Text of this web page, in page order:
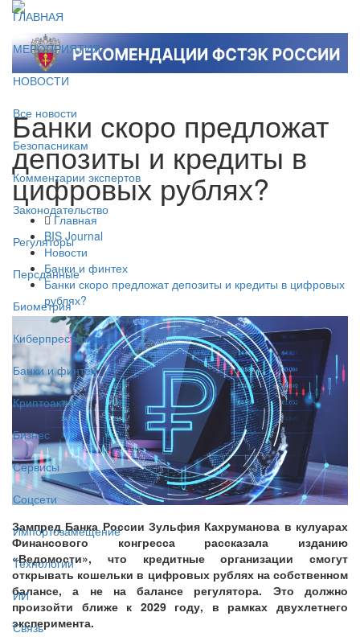
ГЛАВНАЯ
МЕРОПРИЯТИЯ
НОВОСТИ
Все новости
Безопасникам
Комментарии экспертов
Законодательство
Регуляторы
Персданные
Биометрия
Киберпреступность
Банки и финтех
Криптоактивы
Бизнес
Сервисы
Соцсети
Импортозамещение
Технологии
ИИ
Связь
Банки скоро предложат
депозиты и кредиты в
цифровых рублях?
Главная
BIS Journal
Новости
Банки и финтех
Банки скоро предложат депозиты и кредиты в цифровых
рублях?
Зампред Банка России Зульфия Кахруманова в кулуарах
Финансового конгресса рассказала изданию
«Ведомости», что кредитные организации смогут
открывать кошельки в цифровых рублях на собственном
балансе, а не на балансе регулятора. Это должно
произойти ближе к 2029 году, в рамках двухлетнего
эксперимента.